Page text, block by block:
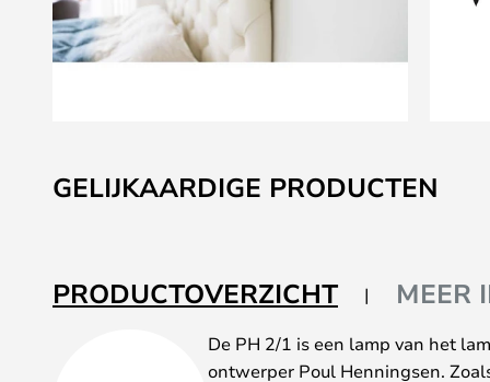
naar
het
de
afbeeldingen-
GELIJKAARDIGE PRODUCTEN
PRODUCTOVERZICHT MEER
De PH 2/1 is een lamp van het
ontwerper Poul Henningsen.